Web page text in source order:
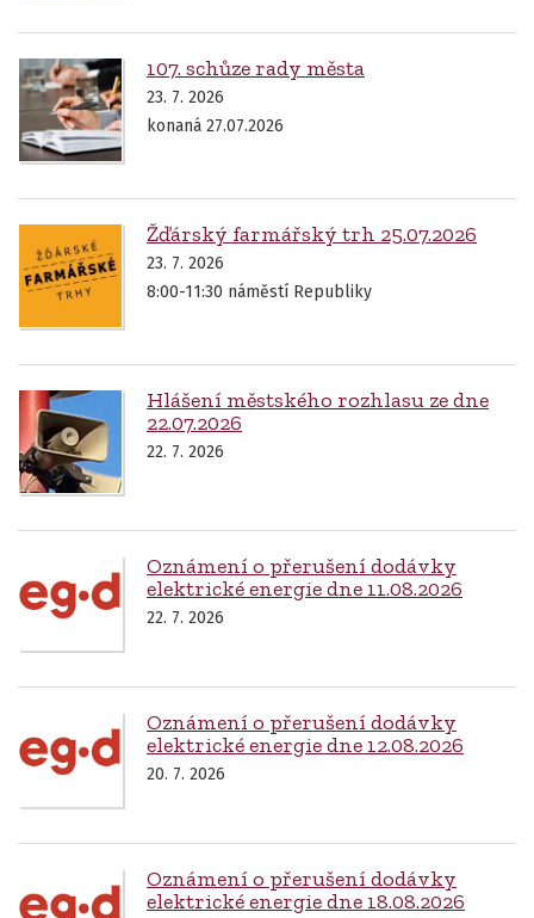
107. schůze rady města
23. 7. 2026
konaná 27.07.2026
Žďárský farmářský trh 25.07.2026
23. 7. 2026
8:00-11:30 náměstí Republiky
Hlášení městského rozhlasu ze dne
22.07.2026
22. 7. 2026
Oznámení o přerušení dodávky
elektrické energie dne 11.08.2026
22. 7. 2026
Oznámení o přerušení dodávky
elektrické energie dne 12.08.2026
20. 7. 2026
Oznámení o přerušení dodávky
elektrické energie dne 18.08.2026